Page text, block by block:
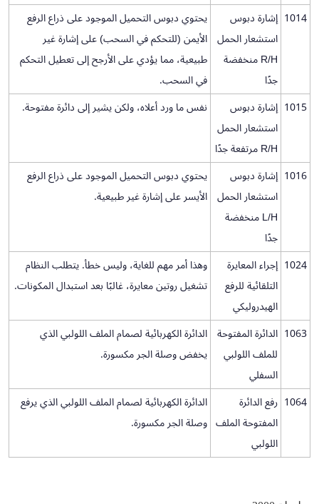
1014 إشارة دبوس
استشعار الحمل
R/H منخفضة
جدًا
يحتوي دبوس التحميل الموجود على ذراع الرفع
الأيمن (للتحكم في السحب) على إشارة غير
طبيعية، مما يؤدي على الأرجح إلى تعطيل التحكم
في السحب.
1015 إشارة دبوس
استشعار الحمل
R/H مرتفعة جدًا
نفس ما ورد أعلاه، ولكن يشير إلى دائرة مفتوحة.
1016 إشارة دبوس
استشعار الحمل
L/H منخفضة
جدًا
يحتوي دبوس التحميل الموجود على ذراع الرفع
الأيسر على إشارة غير طبيعية.
1024 إجراء المعايرة
التلقائية للرفع
الهيدروليكي
وهذا أمر مهم للغاية، وليس خطأ. يتطلب النظام
تشغيل روتين معايرة، غالبًا بعد استبدال المكونات.
1063 الدائرة المفتوحة
للملف اللولبي
السفلي
الدائرة الكهربائية لصمام الملف اللولبي الذي
يخفض وصلة الجر مكسورة.
1064 رفع الدائرة
المفتوحة الملف
اللولبي
الدائرة الكهربائية لصمام الملف اللولبي الذي يرفع
وصلة الجر مكسورة.